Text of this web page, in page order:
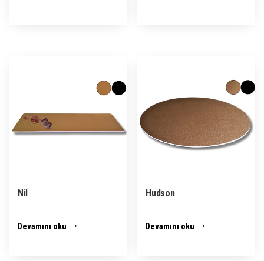
Nil
Devamını oku
Hudson
Devamını oku